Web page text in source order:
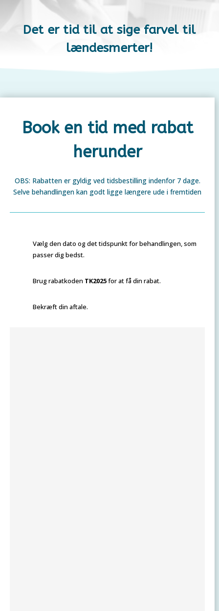
Det er tid til at sige farvel til
lændesmerter!
Book en tid med rabat
herunder
OBS: Rabatten er gyldig ved tidsbestilling indenfor 7 dage.
Selve behandlingen kan godt ligge længere ude i fremtiden
Vælg den dato og det tidspunkt for behandlingen, som
passer dig bedst.
Brug rabatkoden TK2025for at få din rabat.
Bekræft din aftale.